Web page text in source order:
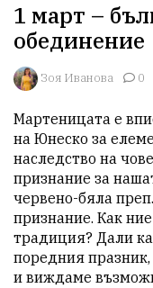
1 март –
обединение
Зоя Иванова 0
Мартеницата е
на Юнеско за
наследство на
признание за
червено-бяла
признание. Как
традиция? Дали
поредния
и виждаме